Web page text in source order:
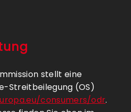
stellt eine
Streitbeilegung (OS)
consumers/odr.